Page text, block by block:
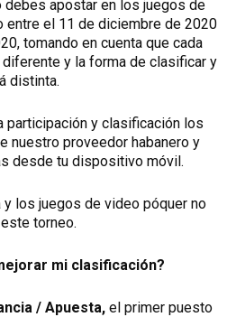
debes apostar en los juegos de
entre el 11 de diciembre de 2020
tomando en cuenta que cada
diferente y la forma de clasificar y
distinta.
participación y clasificación los
nuestro proveedor habanero y
desde tu dispositivo móvil.
los juegos de video póquer no
torneo.
mi clasificación?
/ Apuesta, el primer puesto